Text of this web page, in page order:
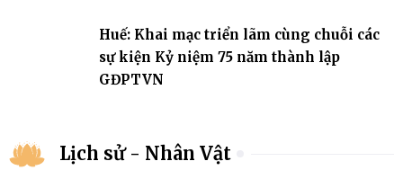
Huế: Khai mạc triển lãm cùng chuỗi các
sự kiện Kỷ niệm 75 năm thành lập
GĐPTVN
Lịch sử - Nhân Vật